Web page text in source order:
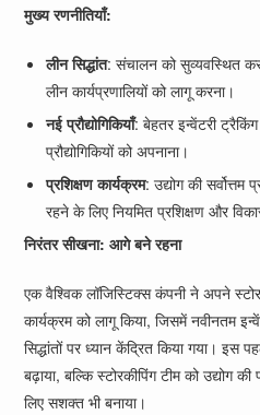
मुख्य रणनीतियाँ:
लीन सिद्धांत: संचालन को सुव्यवस्थित
लीन कार्यप्रणालियों को लागू करना।
नई प्रौद्योगिकियाँ: बेहतर इन्वेंटरी
प्रौद्योगिकियों को अपनाना।
प्रशिक्षण कार्यक्रम: उद्योग की
रहने के लिए नियमित प्रशिक्षण और
निरंतर सीखना: आगे बने रहना
एक वैश्विक लॉजिस्टिक्स कंपनी ने अपने
कार्यक्रम को लागू किया, जिसमें नवीनतम
सिद्धांतों पर ध्यान केंद्रित किया गया। इस
बढ़ाया, बल्कि स्टोरकीपिंग टीम को उद्योग
लिए सशक्त भी बनाया।